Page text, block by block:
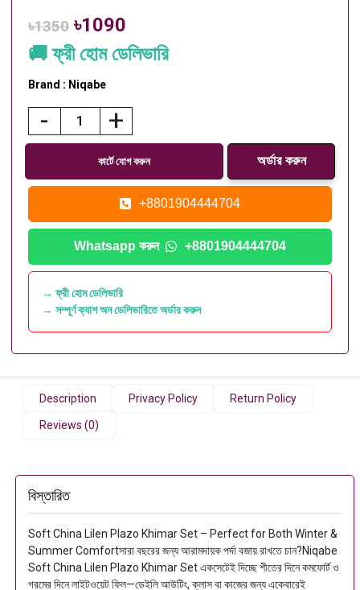
৳1350 ৳1090
🚚 ফ্রী হোম ডেলিভারি
Brand : Niqabe
- +
কার্টে যোগ করুন
+8801904444704
Whatsapp করুন +8801904444704
→ ফ্রী হোম ডেলিভারি
→ সম্পূর্ণ ক্যাশ অন ডেলিভারিতে অর্ডার করুন
Description Privacy Policy Return Policy
Reviews (0)
বিস্তারিত
Soft China Lilen Plazo Khimar Set – Perfect for Both Winter &
Summer Comfortসারা বছরের জন্য আরামদায়ক পর্দা বজায় রাখতে চান?Niqabe
Soft China Lilen Plazo Khimar Set একসেটেই দিচ্ছে শীতের দিনে কমফোর্ট ও
গরমের দিনে লাইটওয়েট ফিল—ডেইলি আউটিং, ক্লাস বা কাজের জন্য একেবারেই